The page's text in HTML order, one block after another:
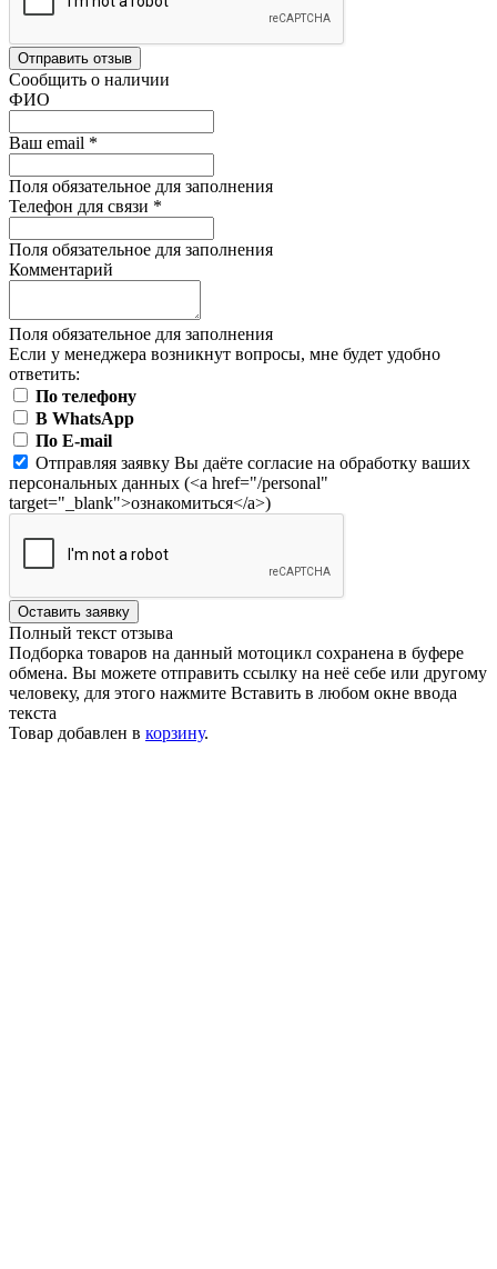
Отправить отзыв
Сообщить о наличии
ФИО
Ваш email *
Поля обязательное для заполнения
Телефон для связи *
Поля обязательное для заполнения
Комментарий
Поля обязательное для заполнения
Если у менеджера возникнут вопросы, мне будет удобно
ответить:
По телефону
В WhatsApp
По E-mail
Отправляя заявку Вы даёте согласие на обработку ваших
персональных данных (<a href="/personal"
target="_blank">ознакомиться</a>)
Оставить заявку
Полный текст отзыва
Подборка товаров на данный мотоцикл сохранена в буфере
обмена. Вы можете отправить ссылку на неё себе или другому
человеку, для этого нажмите Вставить в любом окне ввода
текста
Товар добавлен в корзину.